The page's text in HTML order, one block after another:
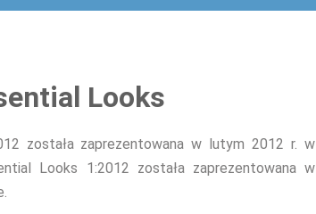
Looks
została zaprezentowana w lutym 2012 r. w
Looks 1:2012 została zaprezentowana w